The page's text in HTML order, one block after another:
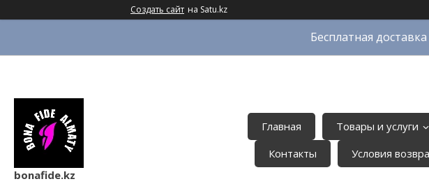
Создать сайт на Satu.kz
Бесплатная
bonafide.kz
Главная Товары и услуги
Контакты
Условия